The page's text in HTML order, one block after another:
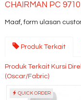
CHAIRMAN PC
Maaf, form ulasan
Produk Terkait
Produk Terkait Kursi
(Oscar/Fabric)
QUICK ORDER